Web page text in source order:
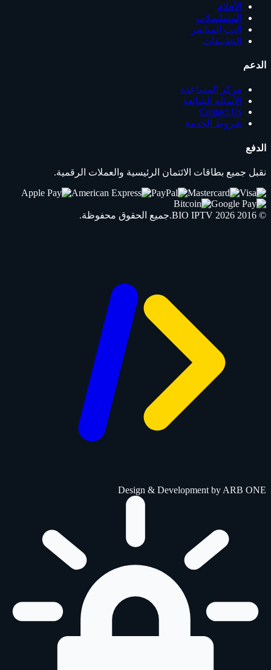
الأفلام
المسلسلات
البث المباشر
التطبيقات
الدعم
مركز المساعدة
الأسئلة الشائعة
Contact Us
شروط الخدمة
الدفع
نقبل جميع بطاقات الائتمان الرئيسية والعملات الرقمية.
© 2016 2026
BIO IPTV .جميع الحقوق محفوظة.
Design & Development by ARB ONE